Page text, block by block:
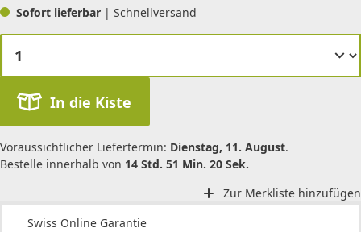
Sofort lieferbar | Schnellversand
In die Kiste
Voraussichtlicher Liefertermin: Dienstag, 11. August.
Bestelle innerhalb von 14 Std. 51 Min. 20 Sek.
Zur Merkliste hinzufügen
Swiss Online Garantie